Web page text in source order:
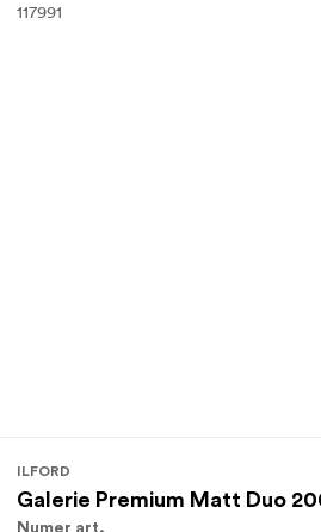
117991
ILFORD
Galerie Premium Matt Duo